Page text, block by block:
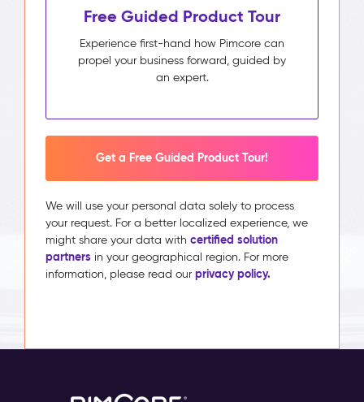
Free Guided Product Tour
Experience first-hand how Pimcore can
propel your business forward, guided by
an expert.
Get a Free Guided Product Tour!
We will use your personal data solely to process
your request. For a better localized experience, we
might share your data with certified solution
partners in your geographical region. For more
information, please read our privacy policy.